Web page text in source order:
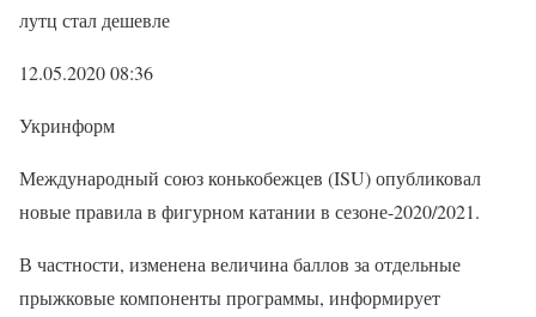
лутц стал дешевле
12.05.2020 08:36
Укринформ
Международный союз конькобежцев (ISU) опубликовал
новые правила в фигурном катании в сезоне-2020/2021.
В частности, изменена величина баллов за отдельные
прыжковые компоненты программы, информирует